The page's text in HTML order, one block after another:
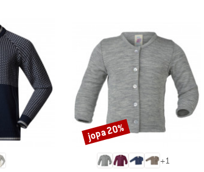
+1
Alennus
jopa 20%